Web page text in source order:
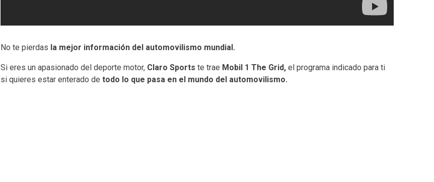
No te pierdas la mejor información del automovilismo mundial.
Si eres un apasionado del deporte motor, Claro Sports te trae Mobil 1 The Grid,el programa indicado para ti
si quieres estar enterado de todo lo que pasa en el mundo del automovilismo.